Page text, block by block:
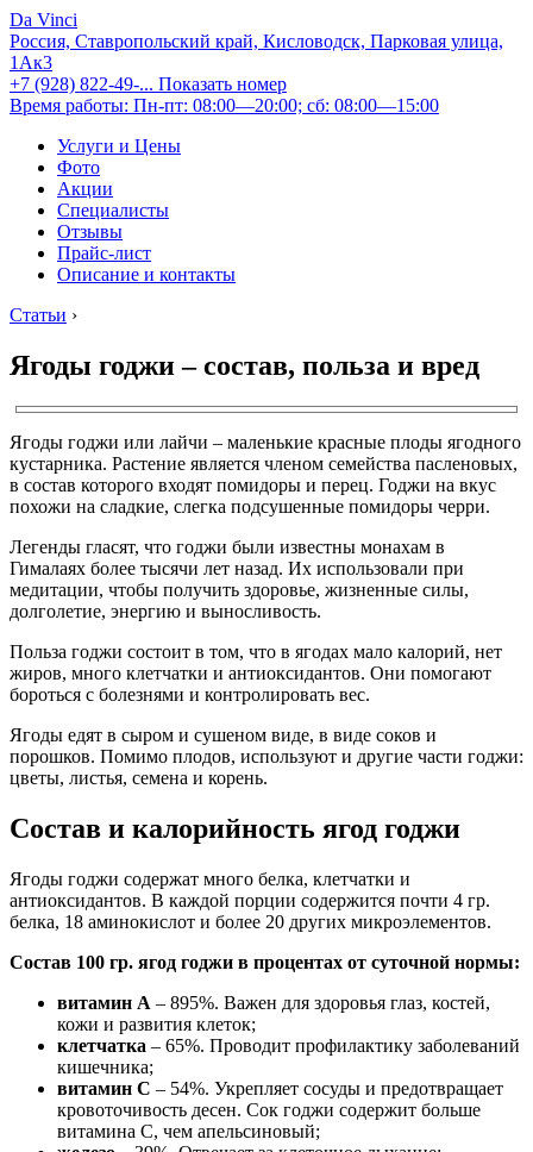
Da Vinci
Россия, Ставропольский край, Кисловодск, Парковая улица,
1Ак3
+7 (928) 822-49-... Показать номер
Время работы: Пн-пт: 08:00—20:00; сб: 08:00—15:00
Услуги и Цены
Фото
Акции
Специалисты
Отзывы
Прайс-лист
Описание и контакты
Статьи ›
Ягоды годжи – состав, польза и вред
Ягоды годжи или лайчи – маленькие красные плоды ягодного
кустарника. Растение является членом семейства пасленовых,
в состав которого входят помидоры и перец. Годжи на вкус
похожи на сладкие, слегка подсушенные помидоры черри.
Легенды гласят, что годжи были известны монахам в
Гималаях более тысячи лет назад. Их использовали при
медитации, чтобы получить здоровье, жизненные силы,
долголетие, энергию и выносливость.
Польза годжи состоит в том, что в ягодах мало калорий, нет
жиров, много клетчатки и антиоксидантов. Они помогают
бороться с болезнями и контролировать вес.
Ягоды едят в сыром и сушеном виде, в виде соков и
порошков. Помимо плодов, используют и другие части годжи:
цветы, листья, семена и корень.
Состав и калорийность ягод годжи
Ягоды годжи содержат много белка, клетчатки и
антиоксидантов. В каждой порции содержится почти 4 гр.
белка, 18 аминокислот и более 20 других микроэлементов.
Состав 100 гр. ягод годжи в процентах от суточной нормы:
витамин А – 895%. Важен для здоровья глаз, костей,
кожи и развития клеток;
клетчатка – 65%. Проводит профилактику заболеваний
кишечника;
витамин C – 54%. Укрепляет сосуды и предотвращает
кровоточивость десен. Сок годжи содержит больше
витамина С, чем апельсиновый;